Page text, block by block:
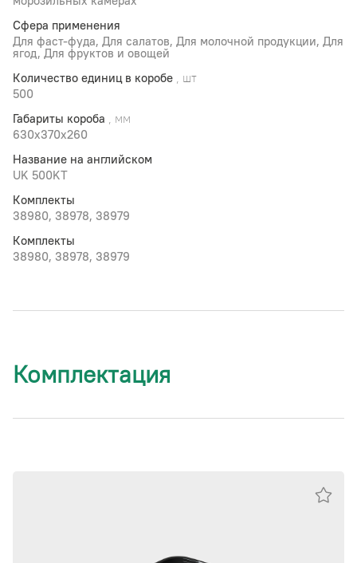
Сфера применения
Для фаст-фуда, Для салатов, Для молочной продукции, Для
ягод, Для фруктов и овощей
Количество единиц в коробе , шт
500
Габариты короба , мм
630х370х260
Название на английском
UK 500KT
Комплекты
38980, 38978, 38979
Комплекты
38980, 38978, 38979
Комплектация